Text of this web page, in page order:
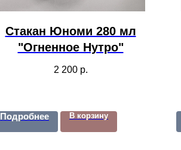
Стакан Юноми 280 мл
"Огненное Нутро"
2 200 р.
Подробнее В корзину